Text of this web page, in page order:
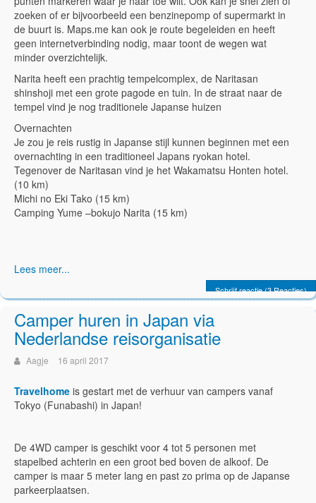
zoeken of er bijvoorbeeld een benzinepomp of supermarkt in
de buurt is. Maps.me kan ook je route begeleiden en heeft
geen internetverbinding nodig, maar toont de wegen wat
minder overzichtelijk.
Narita heeft een prachtig tempelcomplex, de Naritasan
shinshoji met een grote pagode en tuin. In de straat naar de
tempel vind je nog traditionele Japanse huizen
Overnachten
Je zou je reis rustig in Japanse stijl kunnen beginnen met een
overnachting in een traditioneel Japans ryokan hotel.
Tegenover de Naritasan vind je het Wakamatsu Honten hotel.
(10 km)
Michi no Eki Tako (15 km)
Camping Yume –bokujo Narita (15 km)
Lees meer...
Schrijf reactie (3 Reacties)
Camper huren in Japan via
Nederlandse reisorganisatie
Aagje 16 april 2017
Travelhome is gestart met de verhuur van campers vanaf
Tokyo (Funabashi) in Japan!
De 4WD camper is geschikt voor 4 tot 5 personen met
stapelbed achterin en een groot bed boven de alkoof. De
camper is maar 5 meter lang en past zo prima op de Japanse
parkeerplaatsen.